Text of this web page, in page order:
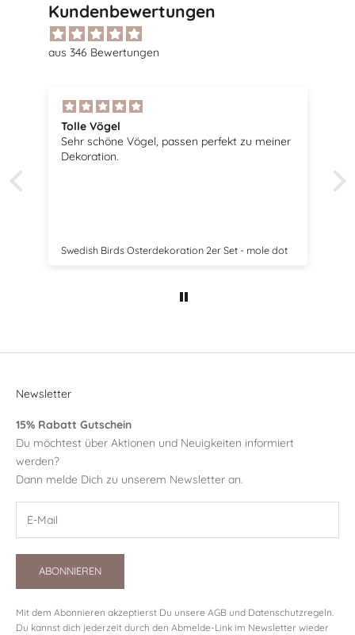
Kundenbewertungen
aus 346 Bewertungen
Tolle Vögel
Sehr schöne Vögel, passen perfekt zu meiner
Dekoration.
Swedish Birds Osterdekoration 2er Set - mole dot
Newsletter
15% Rabatt Gutschein
Du möchtest über Aktionen und Neuigkeiten informiert
werden?
Dann melde Dich zu unserem Newsletter an.
ABONNIEREN
Mit dem Abonnieren akzeptierst Du unsere AGB und Datenschutzregeln
Du kannst dich jederzeit durch den Abmelde-Link im Newsletter wieder